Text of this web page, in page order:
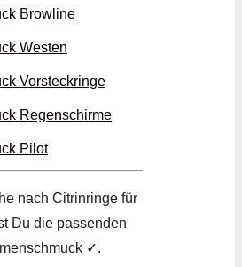
Browline
Westen
Vorsteck­ringe
Regen­schirme
Pilot
nach Citrin­ringe für
Du die passenden
✓.